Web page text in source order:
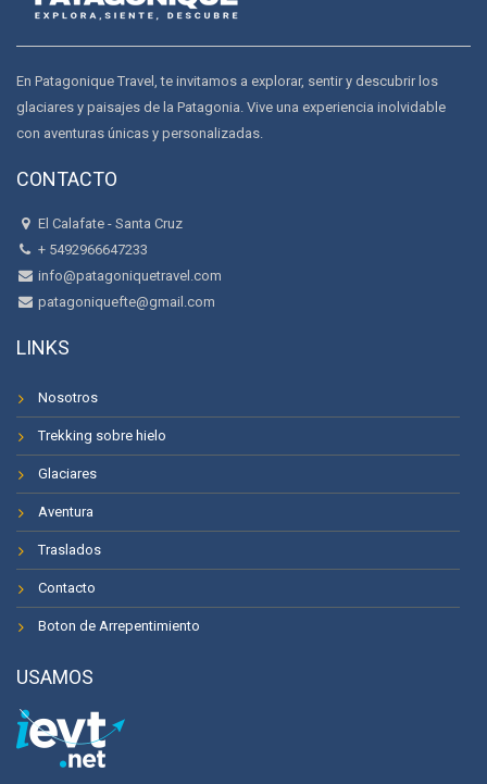
En Patagonique Travel, te invitamos a explorar, sentir y descubrir los
glaciares y paisajes de la Patagonia. Vive una experiencia inolvidable
con aventuras únicas y personalizadas.
CONTACTO
El Calafate - Santa Cruz
+ 5492966647233
info@patagoniquetravel.com
patagoniquefte@gmail.com
LINKS
Nosotros
Trekking sobre hielo
Glaciares
Aventura
Traslados
Contacto
Boton de Arrepentimiento
USAMOS